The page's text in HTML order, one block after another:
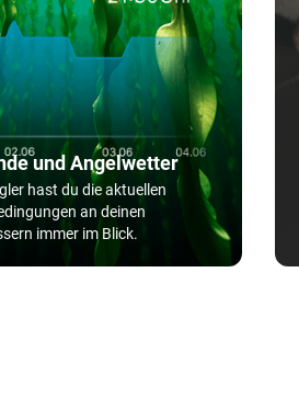
und Angelwetter
hast du die aktuellen
an deinen
immer im Blick.